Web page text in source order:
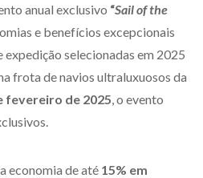
anual exclusivo “Sail of the
e benefícios excepcionais
expedição selecionadas em 2025
frota de navios ultraluxuosos da
fevereiro de 2025 , o evento
economia de até 15% em